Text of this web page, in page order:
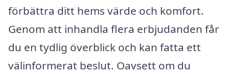
förbättra ditt hems värde och komfort.
Genom att inhandla flera erbjudanden får
du en tydlig överblick och kan fatta ett
välinformerat beslut. Oavsett om du